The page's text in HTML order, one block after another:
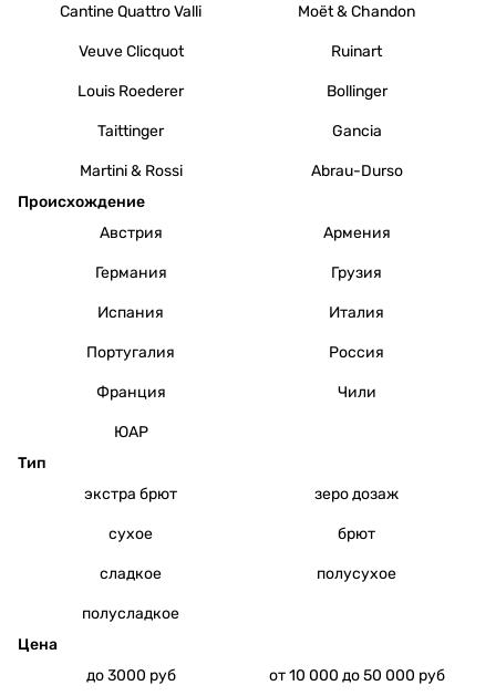
Cantine Quattro Valli Moët & Chandon
Veuve Clicquot Ruinart
Louis Roederer Bollinger
Taittinger Gancia
Martini & Rossi
Abrau-Durso
Происхождение
Австрия
Армения
Германия Грузия
Испания Италия
Португалия Россия
Франция Чили
ЮАР
Тип
экстра брют
зеро дозаж
сухое брют
сладкое полусухое
полусладкое
Цена
до 3000 руб
от 10 000 до 50 000 руб